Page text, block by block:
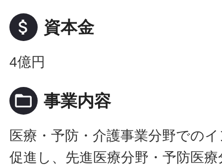
attach_money 資本金
4億円
folder_open 事業内容
医療・予防・介護事業分野での
促進し、先進医療分野・予防医